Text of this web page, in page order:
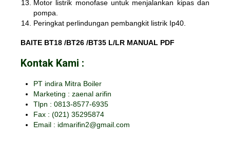
Motor listrik monofase untuk menjalankan kipas dan
pompa.
Peringkat perlindungan pembangkit listrik Ip40.
BAITE BT18 /BT26 /BT35 L/LR MANUAL PDF
Kontak Kami :
PT indira Mitra Boiler
Marketing : zaenal arifin
Tlpn : 0813-8577-6935
Fax : (021) 35295874
Email : idmarifin2@gmail.com